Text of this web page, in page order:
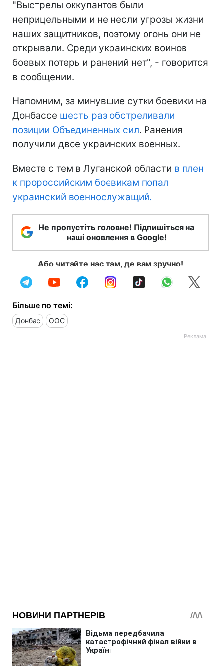
"Выстрелы оккупантов были
неприцельными и не несли угрозы жизни
наших защитников, поэтому огонь они не
открывали. Среди украинских воинов
боевых потерь и ранений нет", - говорится
в сообщении.
Напомним, за минувшие сутки боевики на
Донбассе шесть раз обстреливали
позиции Объединенных сил. Ранения
получили двое украинских военных.
Вместе с тем в Луганской области в плен
к пророссийским боевикам попал
украинский военнослужащий.
Не пропустіть головне! Підпишіться на
наші оновлення в Google!
Або читайте нас там, де вам зручно!
Більше по темі:
Донбас ООС